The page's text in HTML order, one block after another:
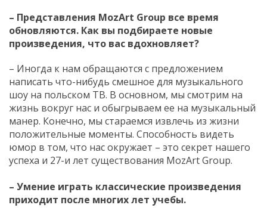
– Представления MozArt Group все время
обновляются. Как вы подбираете новые
произведения, что вас вдохновляет?
– Иногда к нам обращаются с предложением
написать что-нибудь смешное для музыкального
шоу на польском ТВ. В основном, мы смотрим на
жизнь вокруг нас и обыгрываем ее на музыкальный
манер. Конечно, мы стараемся извлечь из жизни
положительные моменты. Способность видеть
юмор в том, что нас окружает – это секрет нашего
успеха и 27-и лет существования MozArt Group.
– Умение играть классические произведения
приходит после многих лет учебы.